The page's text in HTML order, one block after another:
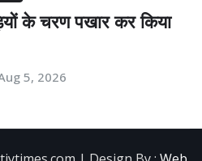
के चरण पखार कर किया
5, 2026